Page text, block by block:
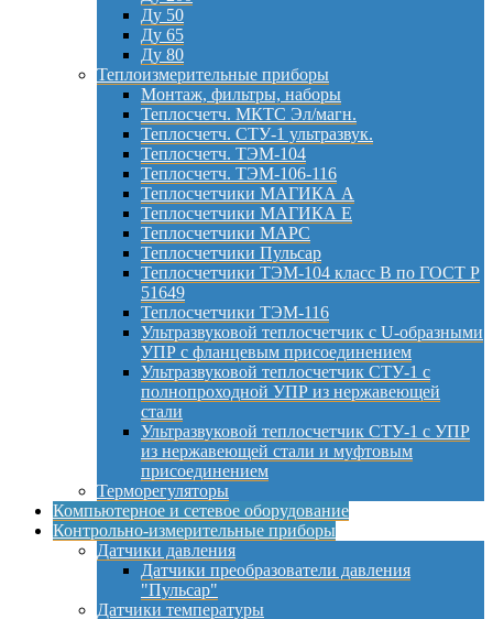
Ду 50
Ду 65
Ду 80
Теплоизмерительные приборы
Монтаж, фильтры, наборы
Теплосчетч. МКТС Эл/магн.
Теплосчетч. СТУ-1 ультразвук.
Теплосчетч. ТЭМ-104
Теплосчетч. ТЭМ-106-116
Теплосчетчики МАГИКА А
Теплосчетчики МАГИКА Е
Теплосчетчики МАРС
Теплосчетчики Пульсар
Теплосчетчики ТЭМ-104 класс B по ГОСТ Р
51649
Теплосчетчики ТЭМ-116
Ультразвуковой теплосчетчик с U-образными
УПР с фланцевым присоединением
Ультразвуковой теплосчетчик СТУ-1 с
полнопроходной УПР из нержавеющей
стали
Ультразвуковой теплосчетчик СТУ-1 с УПР
из нержавеющей стали и муфтовым
присоединением
Терморегуляторы
Компьютерное и сетевое оборудование
Контрольно-измерительные приборы
Датчики давления
Датчики преобразователи давления
"Пульсар"
Датчики температуры